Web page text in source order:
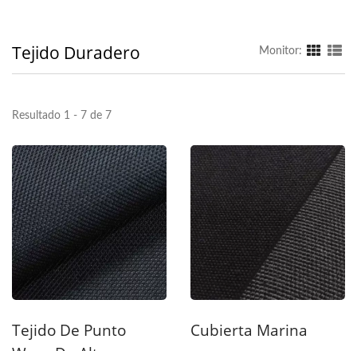
Tejido Duradero Monitor:
Resultado 1 - 7 de 7
Tejido De Punto
Cubierta Marina